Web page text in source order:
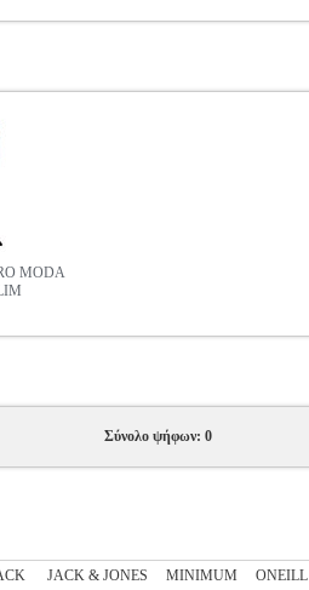
MODA
Σύνολο ψήφων: 0
JACK & JONES MINIMUM ONEILL